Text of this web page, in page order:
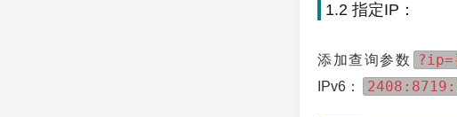
1.2 指定IP：
添加查询参数 ?ip=
IPv6：